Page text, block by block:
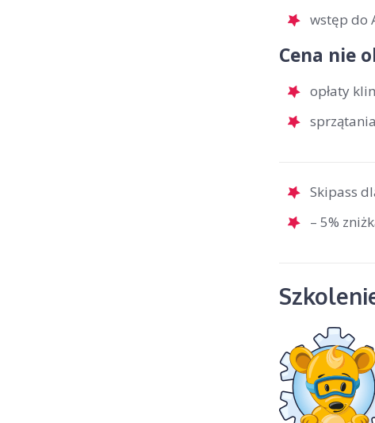
wstęp do
Cena nie
opłaty
Skipass
– 5%